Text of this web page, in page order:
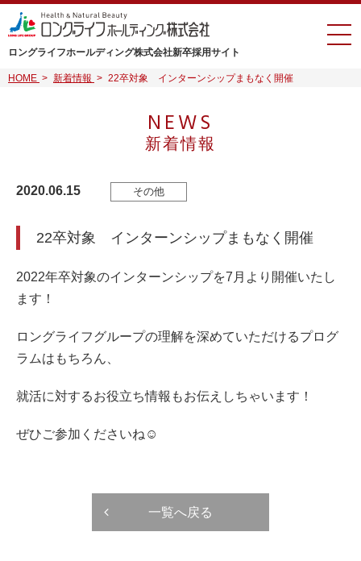
ロングライフホールディング株式会社新卒採用サイト
HOME > 新着情報 > 22卒対象 インターンシップまもなく開催
NEWS
新着情報
2020.06.15 その他
22卒対象 インターンシップまもなく開催
2022年卒対象のインターンシップを7月より開催いたし
ます！
ロングライフグループの理解を深めていただけるプログ
ラムはもちろん、
就活に対するお役立ち情報もお伝えしちゃいます！
ぜひご参加くださいね☺
一覧へ戻る